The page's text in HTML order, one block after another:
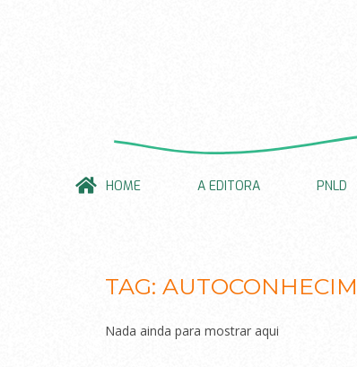
HOME A EDITORA PNLD
TAG:
Nada ainda para mostrar aqui